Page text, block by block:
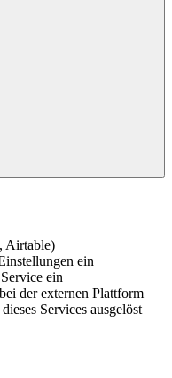
Airtable)
ein
ein
der externen Plattform
Services ausgelöst